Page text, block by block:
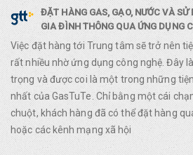
ĐẶT HÀNG GAS, GẠO, NƯỚC VÀ
GIA ĐÌNH THÔNG QUA ỨNG DỤNG
Việc đặt hàng tới Trung tâm sẽ trở nên
rất nhiều nhờ ứng dụng công nghệ. Đây
trọng và được coi là một trong những
nhất của GasTuTe. Chỉ bằng một cái
chuột, khách hàng đã có thể đặt hàng
hoặc các kênh mạng xã hội